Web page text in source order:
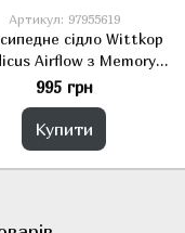
Артикул: 97955619
сідло Wittkop
Airflow з Memory
для спортивних і
велосипедів
995 грн
Купити